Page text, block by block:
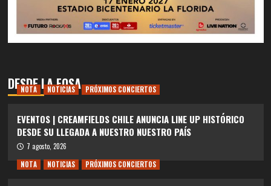
DESDE LA FOSA
NOTA NOTICIAS PRÓXIMOS CONCIERTOS
EVENTOS | CREAMFIELDS CHILE ANUNCIA LINE UP HISTÓRICO
DESDE SU LLEGADA A NUESTRO NUESTRO PAÍS
7 agosto, 2026
NOTA
NOTICIAS PRÓXIMOS CONCIERTOS